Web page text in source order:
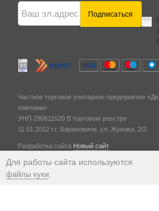
Подписаться
Частное торговое унитарное предприятие
компани»
УНП 290611520 В торговом реестре
11.01.2012 г. г. Барановичи, ул. Жукова, 2/2.
Разработка сайта Новый сайт
Для работы сайта используются
файлы куки